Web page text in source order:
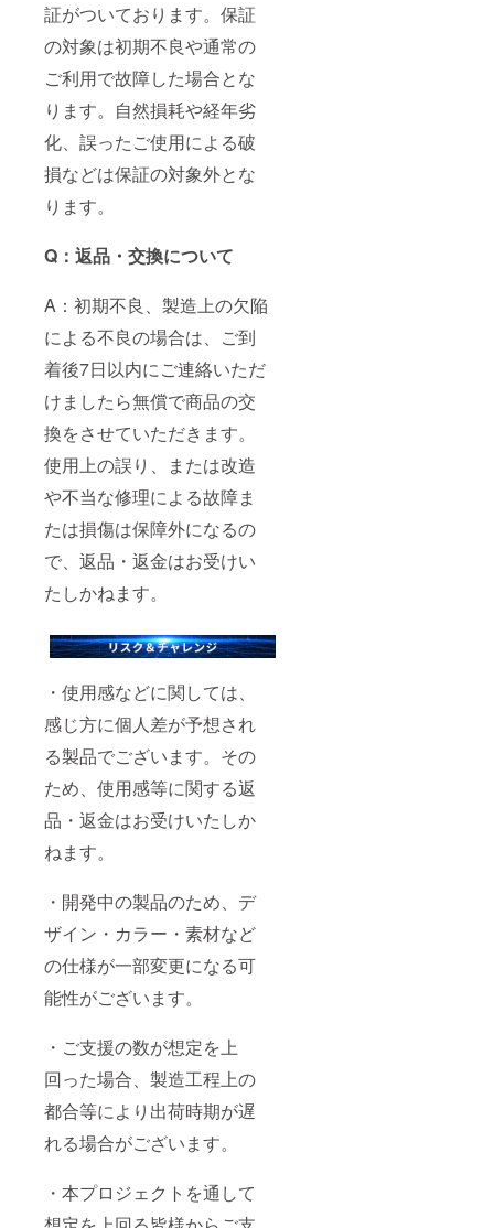
証がついております。保証
の対象は初期不良や通常の
ご利用で故障した場合とな
ります。自然損耗や経年劣
化、誤ったご使用による破
損などは保証の対象外とな
ります。
Q：返品・交換について
A：初期不良、製造上の欠陥
による不良の場合は、ご到
着後7日以内にご連絡いただ
けましたら無償で商品の交
換をさせていただきます。
使用上の誤り、または改造
や不当な修理による故障ま
たは損傷は保障外になるの
で、返品・返金はお受けい
たしかねます。
・使用感などに関しては、
感じ方に個人差が予想され
る製品でございます。その
ため、使用感等に関する返
品・返金はお受けいたしか
ねます。
・開発中の製品のため、デ
ザイン・カラー・素材など
の仕様が一部変更になる可
能性がございます。
・ご支援の数が想定を上
回った場合、製造工程上の
都合等により出荷時期が遅
れる場合がございます。
・本プロジェクトを通して